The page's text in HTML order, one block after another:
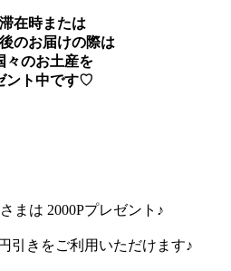
在時または
のお届けの際は
々のお土産を
ント中です♡
まは 2000Pプレゼント♪
引きをご利用いただけます♪